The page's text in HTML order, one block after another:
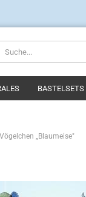
BASTELSETS
„Blaumeise"